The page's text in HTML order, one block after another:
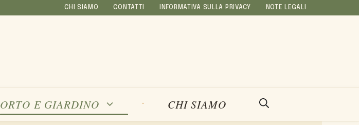
CHI SIAMO CONTATTI INFORMATIVA SULLA PRIVACY NOTE LEGALI
ORTO E GIARDINO CHI SIAMO